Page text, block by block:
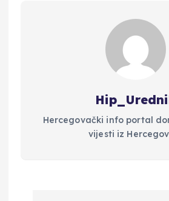
Hercegovački info portal
vijesti iz